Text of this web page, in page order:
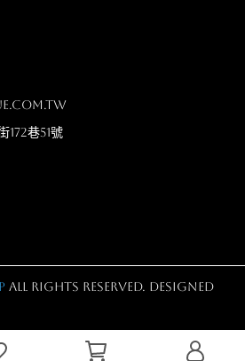
172巷51號
All Rights Reserved. Designed